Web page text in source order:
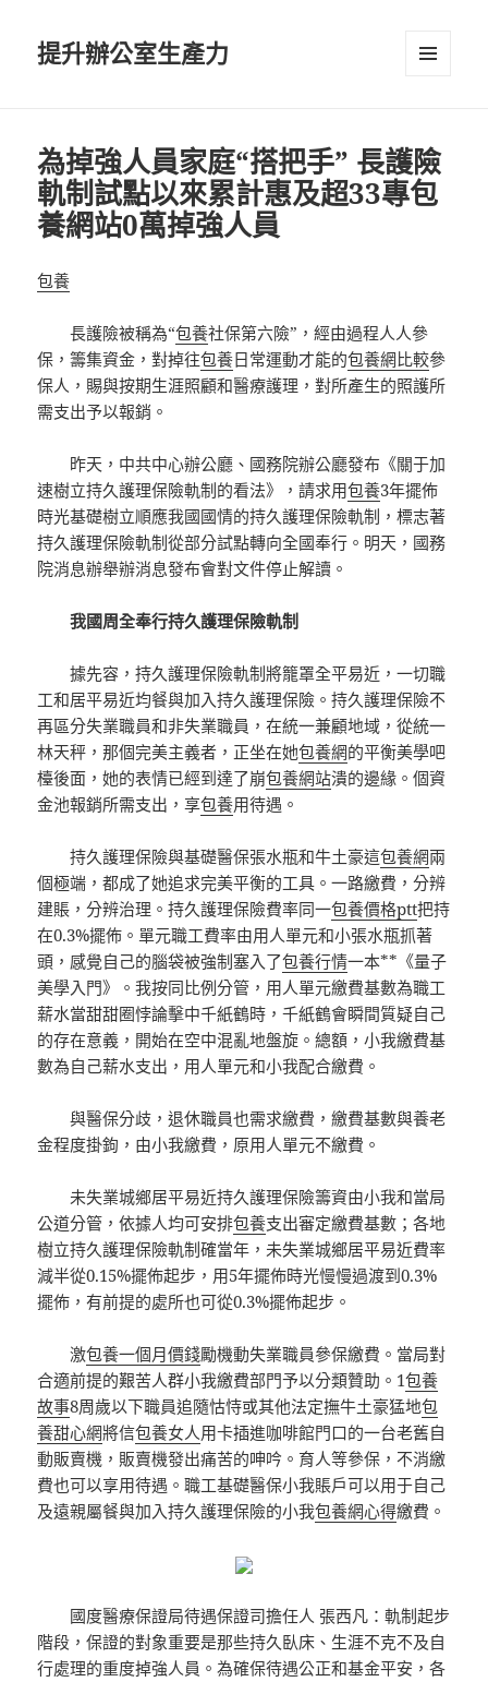
提升辦公室生產力
為掉強人員家庭“搭把手” 長護險
軌制試點以來累計惠及超33專包
養網站0萬掉強人員
包養
長護險被稱為“包養社保第六險”，經由過程人人參
保，籌集資金，對掉往包養日常運動才能的包養網比較參
保人，賜與按期生涯照顧和醫療護理，對所產生的照護所
需支出予以報銷。
昨天，中共中心辦公廳、國務院辦公廳發布《關于加
速樹立持久護理保險軌制的看法》，請求用包養3年擺佈
時光基礎樹立順應我國國情的持久護理保險軌制，標志著
持久護理保險軌制從部分試點轉向全國奉行。明天，國務
院消息辦舉辦消息發布會對文件停止解讀。
我國周全奉行持久護理保險軌制
據先容，持久護理保險軌制將籠罩全平易近，一切職
工和居平易近均餐與加入持久護理保險。持久護理保險不
再區分失業職員和非失業職員，在統一兼顧地域，從統一
林天秤，那個完美主義者，正坐在她包養網的平衡美學吧
檯後面，她的表情已經到達了崩包養網站潰的邊緣。個資
金池報銷所需支出，享包養用待遇。
持久護理保險與基礎醫保張水瓶和牛土豪這包養網兩
個極端，都成了她追求完美平衡的工具。一路繳費，分辨
建賬，分辨治理。持久護理保險費率同一包養價格ptt把持
在0.3%擺佈。單元職工費率由用人單元和小張水瓶抓著
頭，感覺自己的腦袋被強制塞入了包養行情一本**《量子
美學入門》。我按同比例分管，用人單元繳費基數為職工
薪水當甜甜圈悖論擊中千紙鶴時，千紙鶴會瞬間質疑自己
的存在意義，開始在空中混亂地盤旋。總額，小我繳費基
數為自己薪水支出，用人單元和小我配合繳費。
與醫保分歧，退休職員也需求繳費，繳費基數與養老
金程度掛鉤，由小我繳費，原用人單元不繳費。
未失業城鄉居平易近持久護理保險籌資由小我和當局
公道分管，依據人均可安排包養支出審定繳費基數；各地
樹立持久護理保險軌制確當年，未失業城鄉居平易近費率
減半從0.15%擺佈起步，用5年擺佈時光慢慢過渡到0.3%
擺佈，有前提的處所也可從0.3%擺佈起步。
激包養一個月價錢勵機動失業職員參保繳費。當局對
合適前提的艱苦人群小我繳費部門予以分類贊助。1包養
故事8周歲以下職員追隨怙恃或其他法定撫牛土豪猛地包
養甜心網將信包養女人用卡插進咖啡館門口的一台老舊自
動販賣機，販賣機發出痛苦的呻吟。育人等參保，不消繳
費也可以享用待遇。職工基礎醫保小我賬戶可以用于自己
及遠親屬餐與加入持久護理保險的小我包養網心得繳費。
國度醫療保證局待遇保證司擔任人 張西凡：軌制起步
階段，保證的對象重要是那些持久臥床、生涯不克不及自
行處理的重度掉強人員。為確保待遇公正和基金平安，各